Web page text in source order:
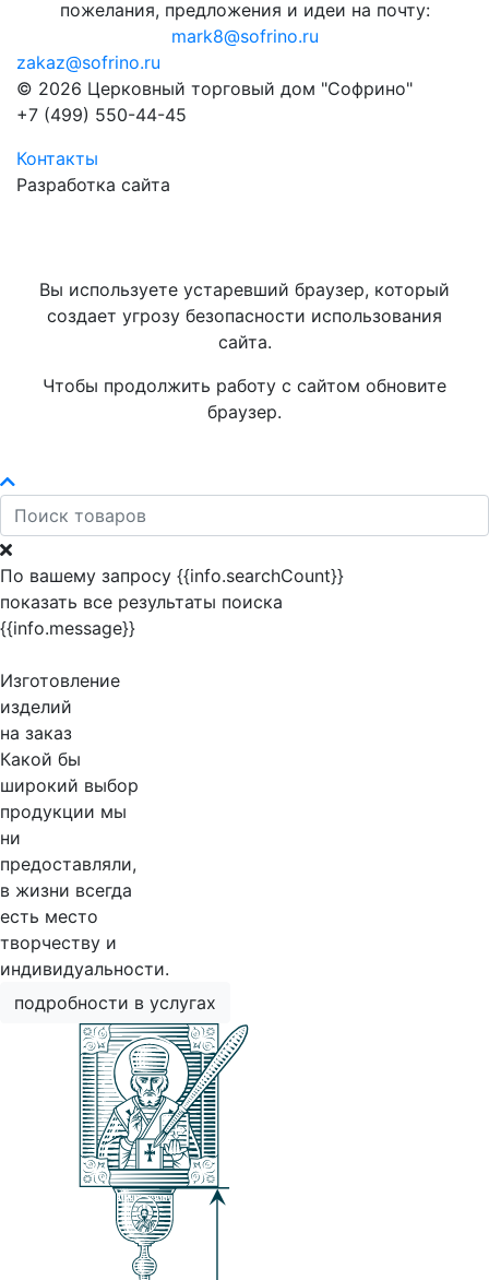
пожелания, предложения и идеи на почту:
mark8@sofrino.ru
zakaz@sofrino.ru
© 2026 Церковный торговый дом "Софрино"
+7 (499) 550-44-45
Контакты
Разработка сайта
Вы используете устаревший браузер, который
создает угрозу безопасности использования
сайта.
Чтобы продолжить работу с сайтом обновите
браузер.
По вашему запросу {{info.searchCount}}
показать все результаты поиска
{{info.message}}
Изготовление
изделий
на заказ
Какой бы
широкий выбор
продукции мы
ни
предоставляли,
в жизни всегда
есть место
творчеству и
индивидуальности.
подробности в услугах